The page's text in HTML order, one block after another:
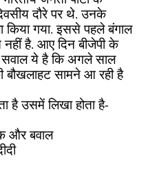
दौरे पर थे. उनके
किया गया. इससे पहले बंगाल
नहीं है. आए दिन बीजेपी के
सवाल ये है कि अगले साल
बौखलाहट सामने आ रही है
है उसमें लिखा होता है-
और बवाल